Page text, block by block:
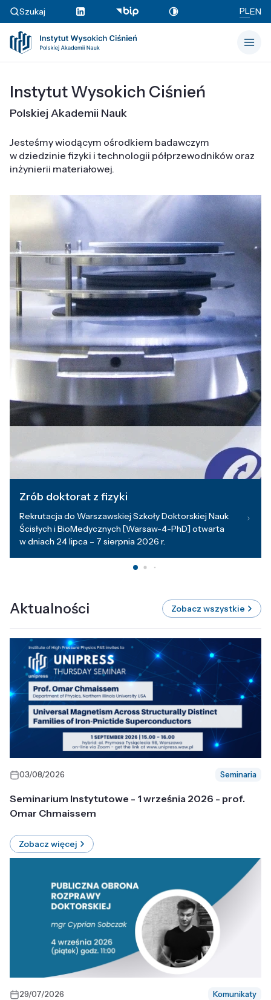
Szukaj PLEN
Instytut Wysokich Ciśnień
Polskiej Akademii Nauk
Jesteśmy wiodącym ośrodkiem badawczym
w dziedzinie fizyki i technologii półprzewodników oraz
inżynierii materiałowej.
Zrób doktorat z fizyki
Rekrutacja do Warszawskiej Szkoły Doktorskiej Nauk
Ścisłych i BioMedycznych [Warsaw-4-PhD] otwarta
w dniach 24 lipca – 7 sierpnia 2026 r.
Aktualności Zobacz wszystkie
03/08/2026 Seminaria
Seminarium Instytutowe - 1 września 2026 - prof.
Omar Chmaissem
Zobacz więcej
29/07/2026 Komunikaty